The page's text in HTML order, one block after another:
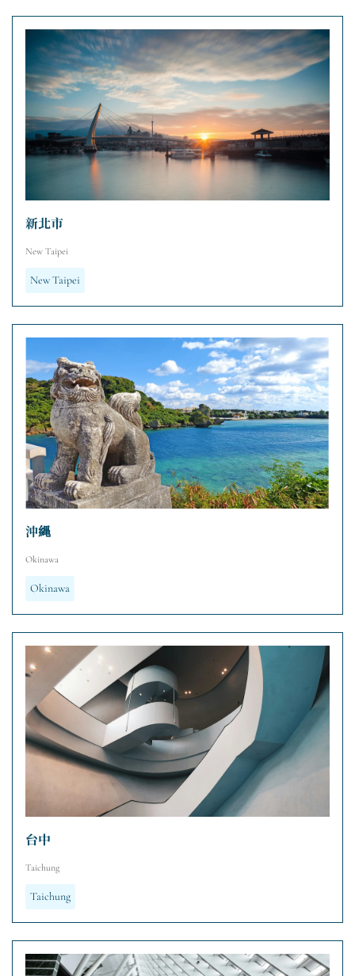
新北市
New Taipei
New Taipei
沖縄
Okinawa
Okinawa
台中
Taichung
Taichung